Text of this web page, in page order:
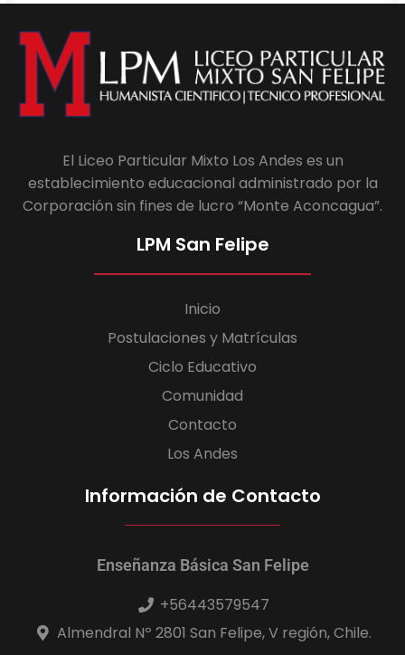
El Liceo Particular Mixto Los Andes es un
establecimiento educacional administrado por la
Corporación sin fines de lucro “Monte Aconcagua”.
LPM San Felipe
Inicio
Postulaciones y Matrículas
Ciclo Educativo
Comunidad
Contacto
Los Andes
Información de Contacto
Enseñanza Básica San Felipe
+56443579547
Almendral Nº 2801 San Felipe, V región, Chile.